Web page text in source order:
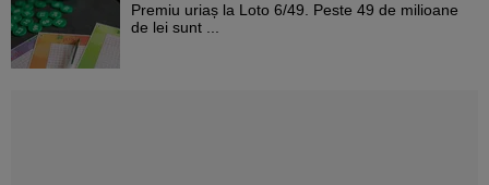
Premiu uriaș la Loto 6/49. Peste 49 de milioane
de lei sunt ...